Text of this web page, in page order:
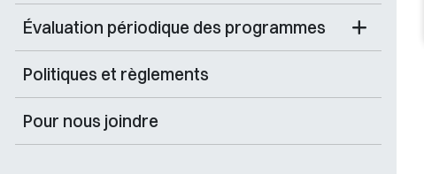
Évaluation périodique des programmes
Politiques et règlements
Pour nous joindre